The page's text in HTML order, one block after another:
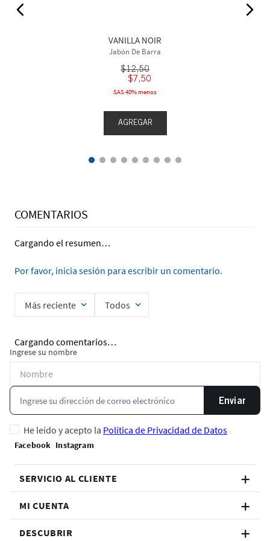
VANILLA NOIR
Jabón De Barra
$12,50
$7,50
SAS 40% menos
AGREGAR
COMENTARIOS
Cargando el resumen…
Por favor, inicia sesión para escribir un comentario.
Más reciente Todos
Cargando comentarios…
Ingrese su nombre
Enviar
He leído y acepto la Política de Privacidad de Datos
SERVICIO AL CLIENTE
MI CUENTA
DESCUBRIR